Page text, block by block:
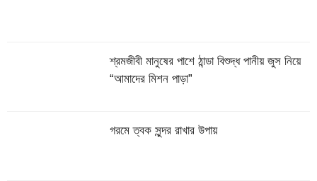
শ্রমজীবী মানুষের পাশে ঠান্ডা বিশুদ্ধ পানীয় জুস নিয়ে
“আমাদের মিশন পাড়া”
গরমে ত্বক সুন্দর রাখার উপায়